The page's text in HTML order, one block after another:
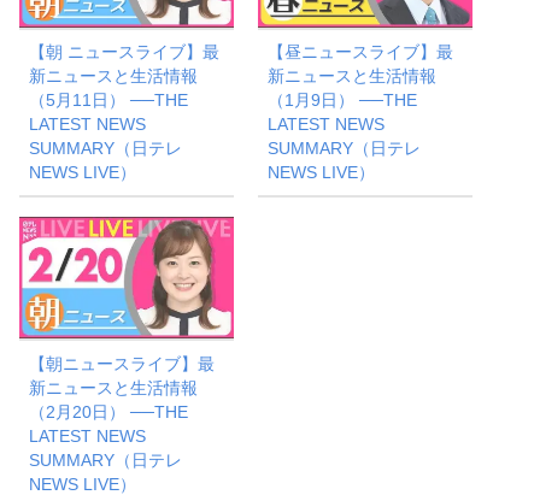
【朝 ニュースライブ】最
新ニュースと生活情報
（5月11日） ──THE
LATEST NEWS
SUMMARY（日テレ
NEWS LIVE）
【昼ニュースライブ】最
新ニュースと生活情報
（1月9日） ──THE
LATEST NEWS
SUMMARY（日テレ
NEWS LIVE）
【朝ニュースライブ】最
新ニュースと生活情報
（2月20日） ──THE
LATEST NEWS
SUMMARY（日テレ
NEWS LIVE）